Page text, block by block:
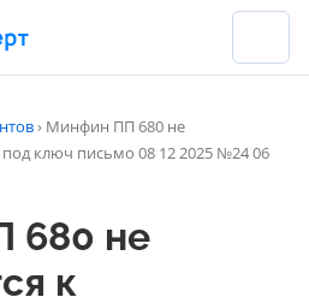
› Минфин ПП 680 не
ключ письмо 08 12 2025 №24 06
680 не
к